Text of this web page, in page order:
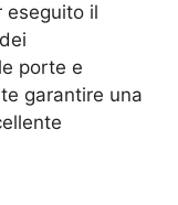
eseguito il
porte e
garantire una